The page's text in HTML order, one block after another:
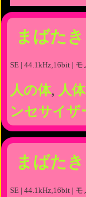
まばた
SE | 44.1kHz,16bit | モ
人の体, 人体
ンセサイザ
まばた
SE | 44.1kHz,16bit | モ